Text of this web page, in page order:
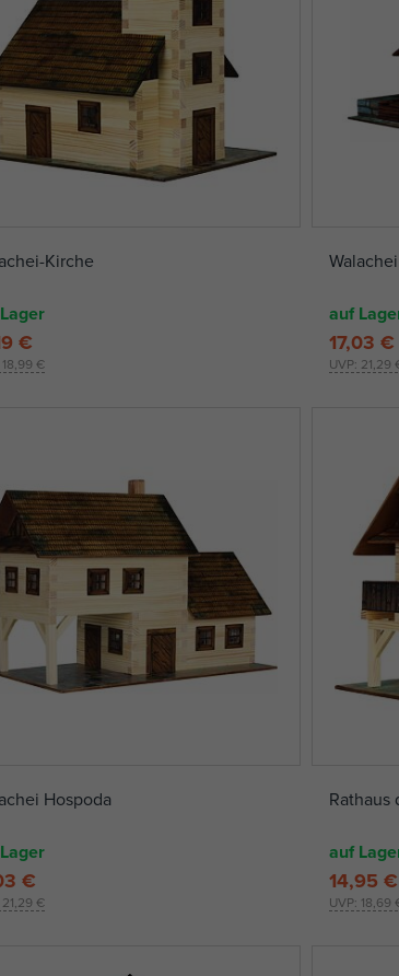
Kirche
18,99 €
€
auf
UVP: 21,29
17,03 €
Hospoda
21,29 €
€
Rathaus
auf
UVP: 18,69
14,95 €